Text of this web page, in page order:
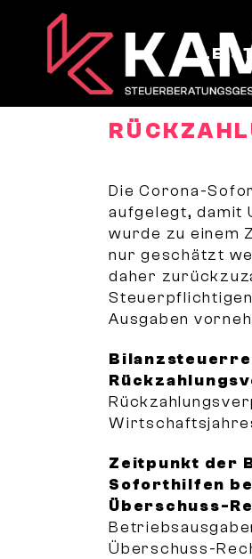
Die Corona-
aufgelegt, damit
wurde zu einem
nur geschätzt
daher
Steuerpflichtigen
Ausgaben
Zeitpunkt der
Soforthilfen
Überschuss-
Überschuss-